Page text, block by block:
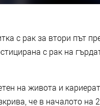
с рак за втори път
с рак на
на живота и
че в началото на